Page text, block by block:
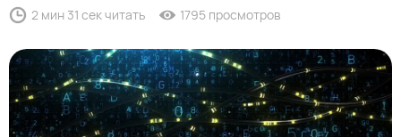
2 мин 31 сек читать 1795 просмотров